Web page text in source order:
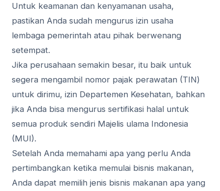
Untuk keamanan dan kenyamanan usaha,
pastikan Anda sudah mengurus izin usaha
lembaga pemerintah atau pihak berwenang
setempat.
Jika perusahaan semakin besar, itu baik untuk
segera mengambil nomor pajak perawatan (TIN)
untuk dirimu, izin Departemen Kesehatan, bahkan
jika Anda bisa mengurus sertifikasi halal untuk
semua produk sendiri Majelis ulama Indonesia
(MUI).
Setelah Anda memahami apa yang perlu Anda
pertimbangkan ketika memulai bisnis makanan,
Anda dapat memilih jenis bisnis makanan apa yang